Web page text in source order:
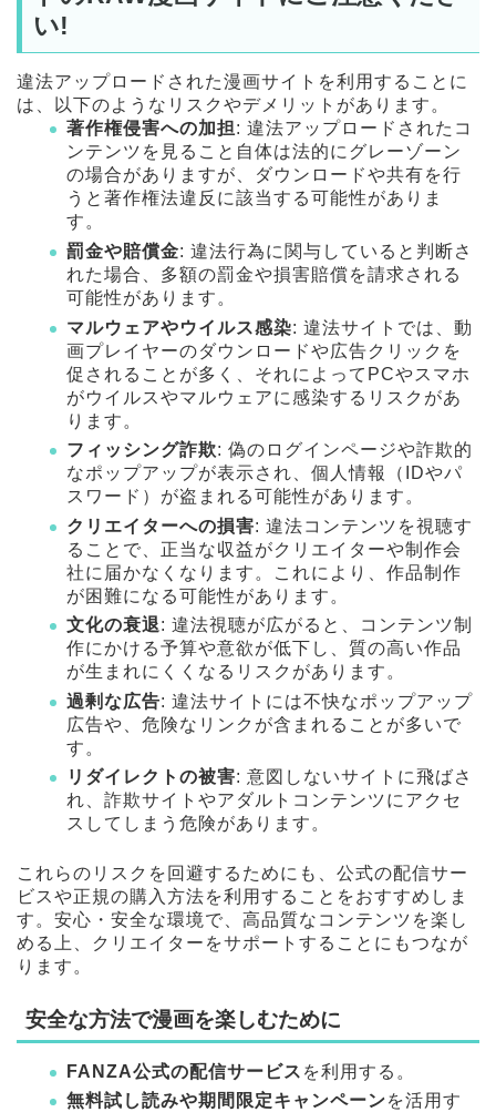
い!
違法アップロードされた漫画サイトを利用することに
は、以下のようなリスクやデメリットがあります。
著作権侵害への加担: 違法アップロードされたコ
ンテンツを見ること自体は法的にグレーゾーン
の場合がありますが、ダウンロードや共有を行
うと著作権法違反に該当する可能性がありま
す。
罰金や賠償金: 違法行為に関与していると判断さ
れた場合、多額の罰金や損害賠償を請求される
可能性があります。
マルウェアやウイルス感染: 違法サイトでは、動
画プレイヤーのダウンロードや広告クリックを
促されることが多く、それによってPCやスマホ
がウイルスやマルウェアに感染するリスクがあ
ります。
フィッシング詐欺: 偽のログインページや詐欺的
なポップアップが表示され、個人情報（IDやパ
スワード）が盗まれる可能性があります。
クリエイターへの損害: 違法コンテンツを視聴す
ることで、正当な収益がクリエイターや制作会
社に届かなくなります。これにより、作品制作
が困難になる可能性があります。
文化の衰退: 違法視聴が広がると、コンテンツ制
作にかける予算や意欲が低下し、質の高い作品
が生まれにくくなるリスクがあります。
過剰な広告: 違法サイトには不快なポップアップ
広告や、危険なリンクが含まれることが多いで
す。
リダイレクトの被害: 意図しないサイトに飛ばさ
れ、詐欺サイトやアダルトコンテンツにアクセ
スしてしまう危険があります。
これらのリスクを回避するためにも、公式の配信サー
ビスや正規の購入方法を利用することをおすすめしま
す。安心・安全な環境で、高品質なコンテンツを楽し
める上、クリエイターをサポートすることにもつなが
ります。
安全な方法で漫画を楽しむために
FANZA公式の配信サービス を利用する。
無料試し読みや期間限定キャンペーンを活用す